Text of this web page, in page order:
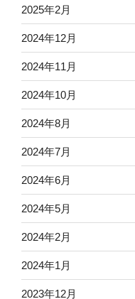
2025年2月
2024年12月
2024年11月
2024年10月
2024年8月
2024年7月
2024年6月
2024年5月
2024年2月
2024年1月
2023年12月